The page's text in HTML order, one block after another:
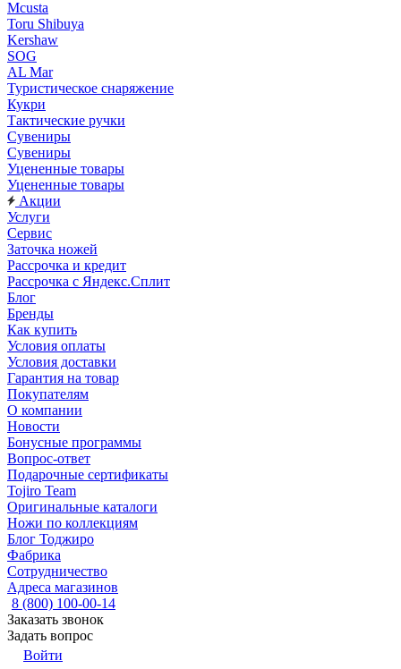
Mcusta
Toru Shibuya
Kershaw
SOG
AL Mar
Туристическое снаряжение
Кукри
Тактические ручки
Сувениры
Сувениры
Уцененные товары
Уцененные товары
Акции
Услуги
Сервис
Заточка ножей
Рассрочка и кредит
Рассрочка с Яндекс.Сплит
Блог
Бренды
Как купить
Условия оплаты
Условия доставки
Гарантия на товар
Покупателям
О компании
Новости
Бонусные программы
Вопрос-ответ
Подарочные сертификаты
Tojiro Team
Оригинальные каталоги
Ножи по коллекциям
Блог Тоджиро
Фабрика
Сотрудничество
Адреса магазинов
8 (800) 100-00-14
Заказать звонок
Задать вопрос
Войти